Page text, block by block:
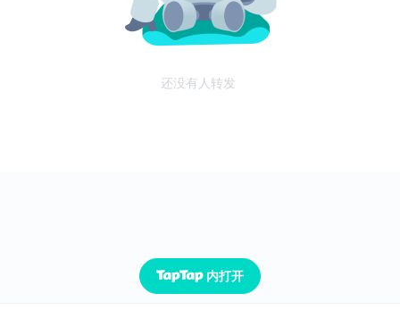
还没有人转发
内打开